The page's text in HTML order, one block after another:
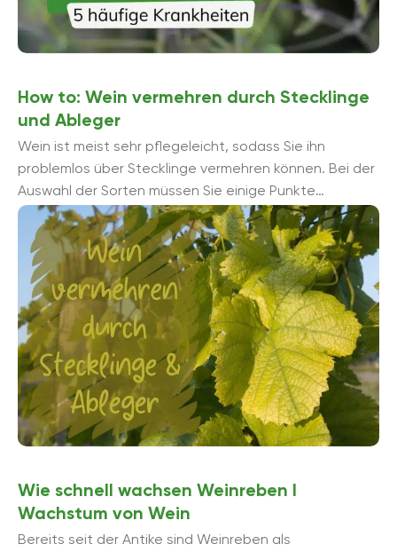
How to: Wein vermehren durch Stecklinge
und Ableger
Wein ist meist sehr pflegeleicht, sodass Sie ihn
problemlos über Stecklinge vermehren können. Bei der
Auswahl der Sorten müssen Sie einige Punkte
beachten, vor allem im Hinblick auf ...
Wie schnell wachsen Weinreben I
Wachstum von Wein
Bereits seit der Antike sind Weinreben als